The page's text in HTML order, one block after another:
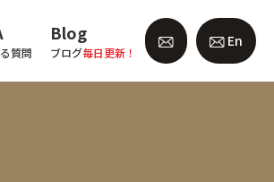
質問
Blog
ブログ毎日更新！
En